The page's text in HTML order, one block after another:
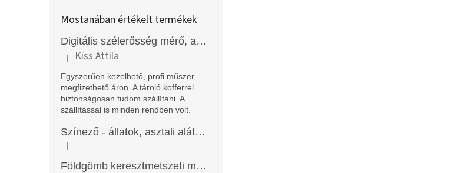
Mostanában értékelt termékek
Digitális szélerősség mérő, anemométer, EM2250
A termék értékelése 5-ből 5 csillag.
| Kiss Attila
Egyszerűen kezelhető, profi műszer,
megfizethető áron. A tároló kofferrel
biztonságosan tudom szállítani. A
szállítással is minden rendben volt.
Színező - állatok, asztali alátét, Funny Mat
A termék értékelése 5-ből 5 csillag.
|
Földgömb keresztmetszeti modell